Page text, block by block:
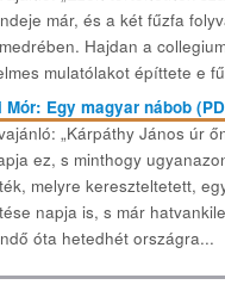
már, és a két fűzfa
Hajdan a
mulatólakot építtete e
Mór: Egy magyar nábob
„Kárpáthy János úr
ez, s minthogy
melyre kereszteltetett,
napja is, s már
óta hetedhét országra...